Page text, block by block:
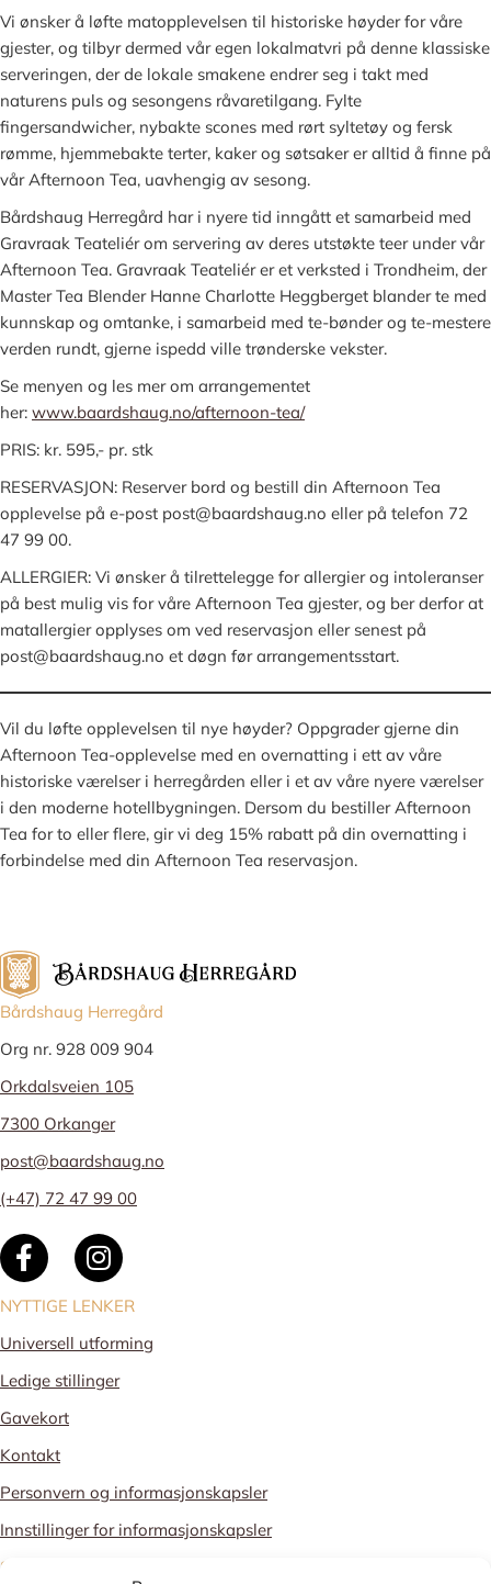
Vi ønsker å løfte matopplevelsen til historiske høyder for våre
gjester, og tilbyr dermed vår egen lokalmatvri på denne klassiske
serveringen, der de lokale smakene endrer seg i takt med
naturens puls og sesongens råvaretilgang. Fylte
fingersandwicher, nybakte scones med rørt syltetøy og fersk
rømme, hjemmebakte terter, kaker og søtsaker er alltid å finne på
vår Afternoon Tea, uavhengig av sesong.
Bårdshaug Herregård har i nyere tid inngått et samarbeid med
Gravraak Teateliér om servering av deres utstøkte teer under vår
Afternoon Tea. Gravraak Teateliér er et verksted i Trondheim, der
Master Tea Blender Hanne Charlotte Heggberget blander te med
kunnskap og omtanke, i samarbeid med te-bønder og te-mestere
verden rundt, gjerne ispedd ville trønderske vekster.
Se menyen og les mer om arrangementet
her: www.baardshaug.no/afternoon-tea/
PRIS: kr. 595,- pr. stk
RESERVASJON: Reserver bord og bestill din Afternoon Tea
opplevelse på e-post post@baardshaug.no eller på telefon 72
47 99 00.
ALLERGIER: Vi ønsker å tilrettelegge for allergier og intoleranser
på best mulig vis for våre Afternoon Tea gjester, og ber derfor at
matallergier opplyses om ved reservasjon eller senest på
post@baardshaug.no et døgn før arrangementsstart.
Vil du løfte opplevelsen til nye høyder? Oppgrader gjerne din
Afternoon Tea-opplevelse med en overnatting i ett av våre
historiske værelser i herregården eller i et av våre nyere værelser
i den moderne hotellbygningen. Dersom du bestiller Afternoon
Tea for to eller flere, gir vi deg 15% rabatt på din overnatting i
forbindelse med din Afternoon Tea reservasjon.
Bårdshaug Herregård
Org nr. 928 009 904
Orkdalsveien 105
7300 Orkanger
post@baardshaug.no
(+47) 72 47 99 00
NYTTIGE LENKER
Universell utforming
Ledige stillinger
Gavekort
Kontakt
Personvern og informasjonskapsler
Innstillinger for informasjonskapsler
STOLT MEDLEM